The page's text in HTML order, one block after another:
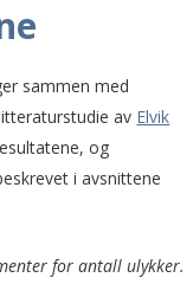
sammen med
av Elvik
og
i avsnittene
for antall ulykker.